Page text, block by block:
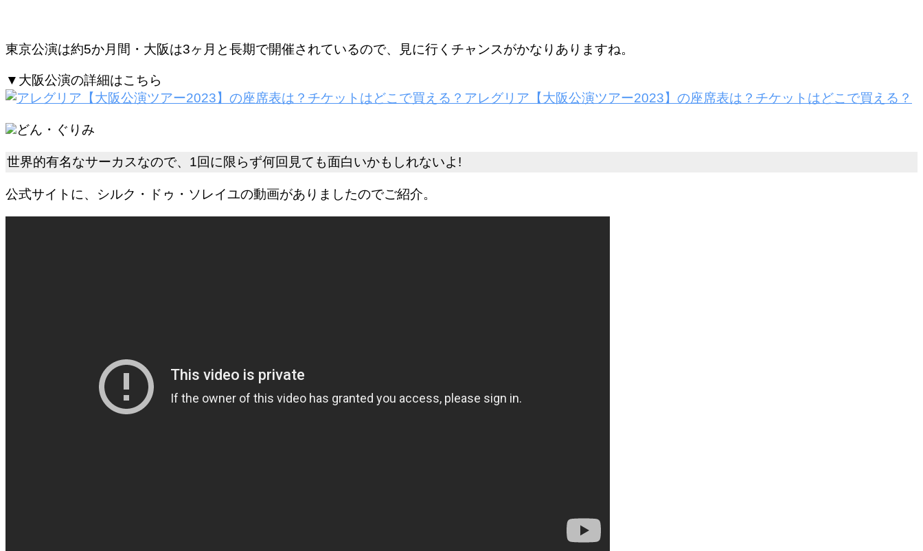
東京公演は約5か月間・大阪は3ヶ月と長期で開催されているので、見に行くチャンスがかなりありますね。
▼大阪公演の詳細はこちら
アレグリア【大阪公演ツアー2023】の座席表は？チケットはどこで買える？
どん・ぐりみ
世界的有名なサーカスなので、1回に限らず何回見ても面白いかもしれないよ!
公式サイトに、シルク・ドゥ・ソレイユの動画がありましたのでご紹介。